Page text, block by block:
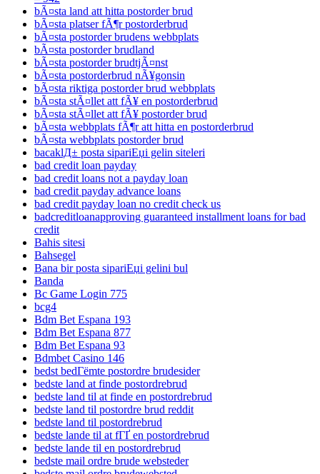
bÃ¤sta land att hitta postorder brud
bÃ¤sta platser fÃ¶r postorderbrud
bÃ¤sta postorder brudens webbplats
bÃ¤sta postorder brudland
bÃ¤sta postorder brudtjÃ¤nst
bÃ¤sta postorderbrud nÃ¥gonsin
bÃ¤sta riktiga postorder brud webbplats
bÃ¤sta stÃ¤llet att fÃ¥ en postorderbrud
bÃ¤sta stÃ¤llet att fÃ¥ postorder brud
bÃ¤sta webbplats fÃ¶r att hitta en postorderbrud
bÃ¤sta webbplats postorder brud
bacaklД± posta sipariЕџi gelin siteleri
bad credit loan payday
bad credit loans not a payday loan
bad credit payday advance loans
bad credit payday loan no credit check us
badcreditloanapproving guaranteed installment loans for bad
credit
Bahis sitesi
Bahsegel
Bana bir posta sipariЕџi gelini bul
Banda
Bc Game Login 775
bcg4
Bdm Bet Espana 193
Bdm Bet Espana 877
Bdm Bet Espana 93
Bdmbet Casino 146
bedst bedГёmte postordre brudesider
bedste land at finde postordrebrud
bedste land til at finde en postordrebrud
bedste land til postordre brud reddit
bedste land til postordrebrud
bedste lande til at fГҐ en postordrebrud
bedste lande til en postordrebrud
bedste mail ordre brude websteder